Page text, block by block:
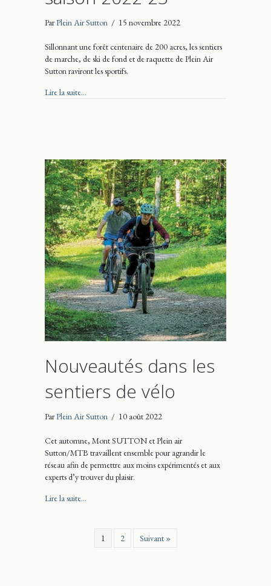
ParPlein Air Sutton / 15 novembre 2022
Sillonnant une forêt centenaire de 200 acres, les sentiers
de marche, de ski de fond et de raquette de Plein Air
Sutton raviront les sportifs.
Lire la suite...
Nouveautés dans les
sentiers de vélo
ParPlein Air Sutton / 10 août 2022
Cet automne, Mont SUTTON et Plein air
Sutton/MTB travaillent ensemble pour agrandir le
réseau afin de permettre aux moins expérimentés et aux
experts d’y trouver du plaisir.
Lire la suite...
1 2 Suivant »